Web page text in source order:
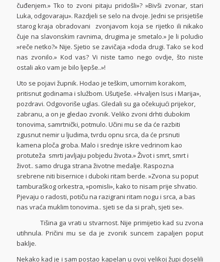
čuđenjem.» Tko to zvoni pitaju pridošli»? »Bivši zvonar, stari
Luka, odgovaraju». Razdjeli se selo na dvoje. Jedni se prisjetiše
starog kraja obradovani zvonjavom koja se rijetko ili nikako
čuje na slavonskim ravnima, drugima je smetalo.» Je li poludio
»reče netko?» Nije. Sjetio se zavičaja »doda drugi. Tako se kod
nas zvonilo.» Kod vas? Vi niste tamo nego ovdje, što niste
ostali ako vam je bilo ljepše..»!
Uto se pojavi župnik. Hodao je teškim, umornim korakom,
pritisnut godinama i službom. Ušutješe. «Hvaljen Isus i Marija»,
pozdravi. Odgovoriše uglas. Gledali su ga očekujući prijekor,
zabranu, a on je gledao zvonik. Veliko zvoni drhti dubokim
tonovima, samrtnički, potmulo. Učini mu se da će razbiti
zgusnut nemir u ljudima, tvrdu opnu srca, da će prsnuti
kamena ploča groba. Malo i srednje iskre vedrinom kao
protuteža smrti javljaju pobjedu života.» Život i smrt, smrt i
život.. samo druga strana životne medalje. Raspozna
srebrene niti bisernice i duboki ritam berde. »Zvona su poput
tamburaškog orkestra, »pomisli», kako to nisam prije shvatio.
Pjevaju o radosti, potiču na razigrani ritam nogu i srca, a bas
nas vraća muklim tonovima.. sjeti se da si prah, sjeti se».
Tišina ga vrati u stvarnost. Nije primijetio kad su zvona
utihnula. Pričini mu se da je zvonik suncem zapaljen poput
baklje.
Nekako kad je i sam postao kapelan u ovoj velikoj župi doselili